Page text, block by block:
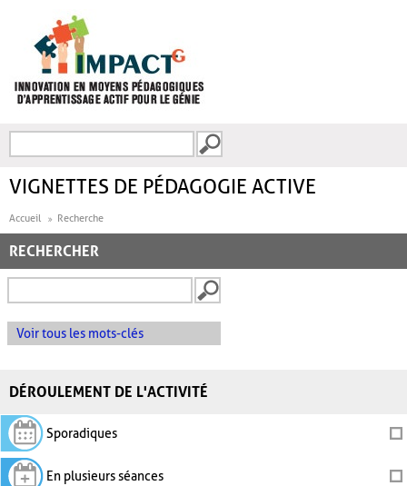
FORMULAIRE DE
VIGNETTES DE PÉDAGOGIE ACTIVE
Accueil Recherche
RECHERCHER
Voir tous les mots-clés
DÉROULEMENT DE L'ACTIVITÉ
Sporadiques
En plusieurs séances